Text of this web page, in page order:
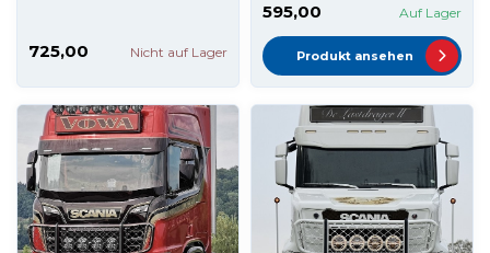
725,00 Nicht auf Lager
595,00 Auf Lager
Produkt ansehen